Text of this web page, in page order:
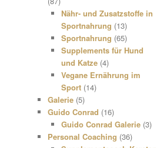
Nähr- und Zusatzstoffe in
Sportnahrung (13)
Sportnahrung (65)
Supplements für Hund
und Katze(4)
Vegane Ernährung im
Sport(14)
Galerie (5)
Guido Conrad (16)
Guido Conrad Galerie(3)
Personal Coaching (36)